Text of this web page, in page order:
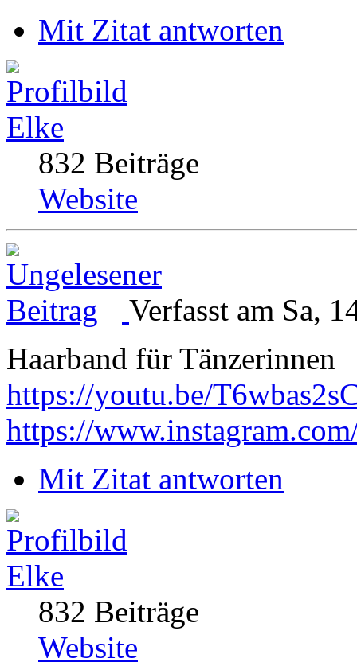
Mit Zitat antworten
Elke
832 Beiträge
Website
Verfasst am Sa,
Haarband für Tänzerinnen
https://youtu.be/
https://
Mit Zitat antworten
Elke
832 Beiträge
Website